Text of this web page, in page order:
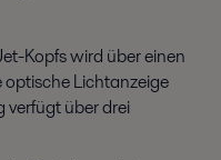
Kopfs wird über einen
Lichtanzeige
verfügt über drei